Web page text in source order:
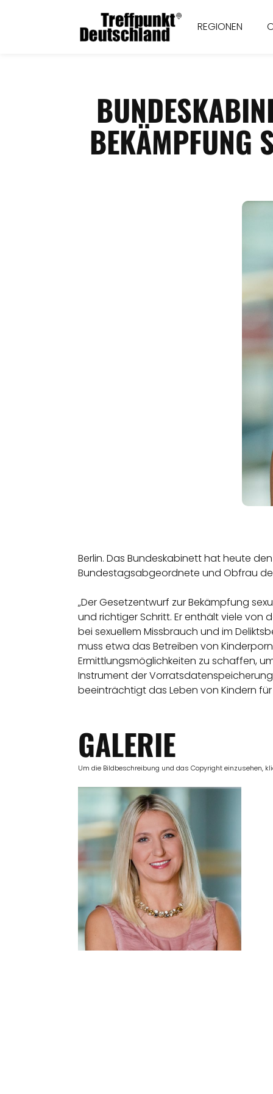
REGIONEN
EKÄMPFUNG
Berlin. Das Bundeskabinett hat heute
Bundestagsabgeordnete und Obfrau der
„Der Gesetzentwurf zur Bekämpfung
und richtiger Schritt. Er enthält viele
bei sexuellem Missbrauch und im
muss etwa das Betreiben von
Ermittlungsmöglichkeiten zu schaffen,
Instrument der
beeinträchtigt das Leben von Kindern für
GALERIE
Um die Bildbeschreibung und das Copyright einzusehen,